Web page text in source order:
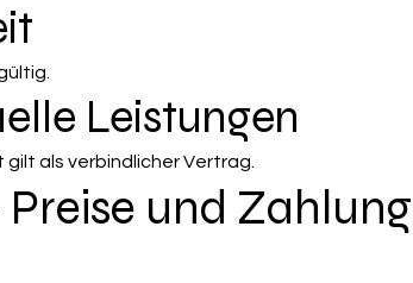
Leistungen
als verbindlicher Vertrag.
und Zahlung